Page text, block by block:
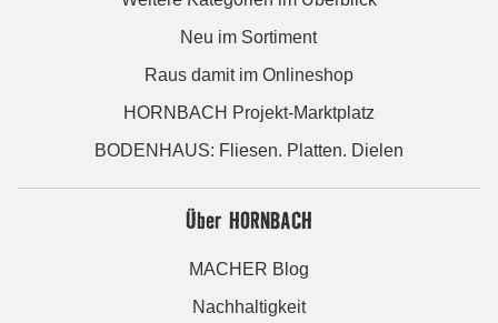
Neu im Sortiment
Raus damit im Onlineshop
HORNBACH Projekt-Marktplatz
BODENHAUS: Fliesen. Platten. Dielen
Über HORNBACH
MACHER Blog
Nachhaltigkeit